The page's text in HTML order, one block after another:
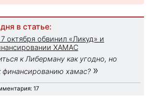
в статье:
октября обвинил «Ликуд» и
ХАМАС
к Либерману как угодно, но
финансированию хамас? »
17